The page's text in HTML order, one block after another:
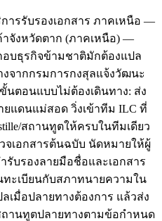
ารรับรองเอกสาร ภาคเหนือ —
าจังหวัดตาก (ภาคเหนือ) —
บธุรกิจข้ามชาติมักต้องแปล
จากกรมการกงสุลแจ้งวัฒนะ
นตอนแบบไม่ต้องเดินทาง: ส่ง
ยแดนแม่สอด วิ่งเข้าทีม ILC ที่
สถานทูตให้ครบในทีมเดียว
เอกสารต้นฉบับ นัดหมายให้ผู้
บรองลายมือชื่อและเอกสาร
นทะเบียนกับสภาทนายความใน
มื่อปลายทางต้องการ แล้วส่ง
านทูตปลายทางตามข้อกำหนด